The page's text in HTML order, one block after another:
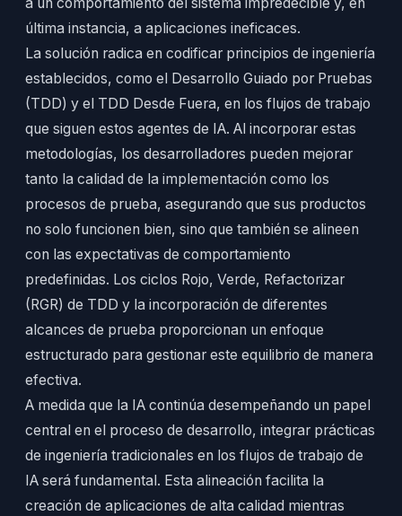
a un comportamiento del sistema impredecible y, en
última instancia, a aplicaciones ineficaces.
La solución radica en codificar principios de ingeniería
establecidos, como el Desarrollo Guiado por Pruebas
(TDD) y el TDD Desde Fuera, en los flujos de trabajo
que siguen estos agentes de IA. Al incorporar estas
metodologías, los desarrolladores pueden mejorar
tanto la calidad de la implementación como los
procesos de prueba, asegurando que sus productos
no solo funcionen bien, sino que también se alineen
con las expectativas de comportamiento
predefinidas. Los ciclos Rojo, Verde, Refactorizar
(RGR) de TDD y la incorporación de diferentes
alcances de prueba proporcionan un enfoque
estructurado para gestionar este equilibrio de manera
efectiva.
A medida que la IA continúa desempeñando un papel
central en el proceso de desarrollo, integrar prácticas
de ingeniería tradicionales en los flujos de trabajo de
IA será fundamental. Esta alineación facilita la
creación de aplicaciones de alta calidad mientras